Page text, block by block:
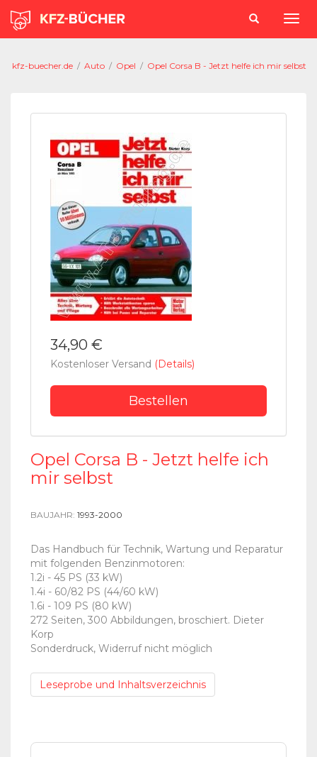
kfz-buecher.de / Auto / Opel / Opel Corsa B - Jetzt helfe ich mir selbst
34,90 €
Kostenloser Versand (Details)
Bestellen
Opel Corsa B - Jetzt helfe ich
mir selbst
BAUJAHR: 1993-2000
Das Handbuch für Technik, Wartung und Reparatur
mit folgenden Benzinmotoren:
1.2i - 45 PS (33 kW)
1.4i - 60/82 PS (44/60 kW)
1.6i - 109 PS (80 kW)
272 Seiten, 300 Abbildungen, broschiert. Dieter
Korp
Sonderdruck, Widerruf nicht möglich
Leseprobe und Inhaltsverzeichnis